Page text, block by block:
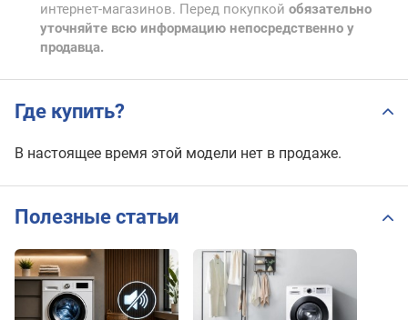
интернет-магазинов. Перед покупкой обязательно
уточняйте всю информацию непосредственно у
продавца.
Где купить?
В настоящее время этой модели нет в продаже.
Полезные статьи